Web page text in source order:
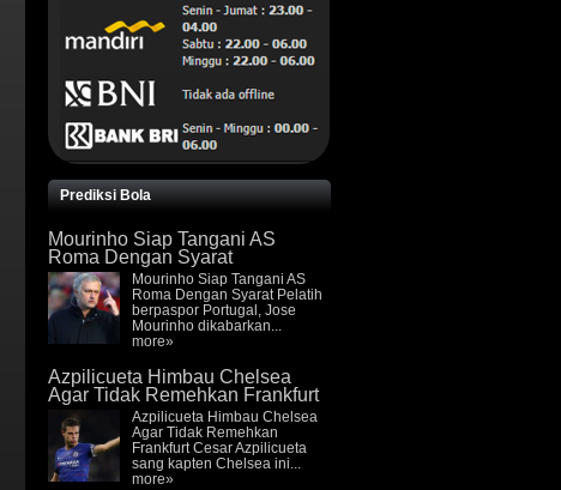
Prediksi Bola
Mourinho Siap Tangani AS
Roma Dengan Syarat
Mourinho Siap Tangani AS
Roma Dengan Syarat Pelatih
berpaspor Portugal, Jose
Mourinho dikabarkan...
more»
Azpilicueta Himbau Chelsea
Agar Tidak Remehkan Frankfurt
Azpilicueta Himbau Chelsea
Agar Tidak Remehkan
Frankfurt Cesar Azpilicueta
sang kapten Chelsea ini...
more»